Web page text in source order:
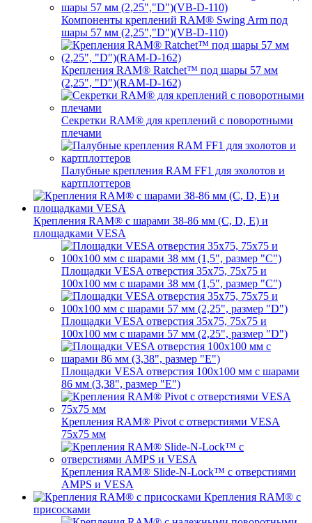
Компоненты креплений RAM® Swing Arm под
шары 57 мм (2,25","D")(VB-D-110)
Крепления RAM® Ratchet™ под шары 57 мм
(2,25", "D")(RAM-D-162)
Секретки RAM® для креплений с поворотными
плечами
Палубные крепления RAM FF1 для эхолотов и
картплоттеров
Крепления RAM® с шарами 38-86 мм (C, D, E) и
площадками VESA
Площадки VESA отверстия 35x75, 75x75 и
100x100 мм с шарами 38 мм (1,5", размер "C")
Площадки VESA отверстия 35х75, 75x75 и
100x100 мм с шарами 57 мм (2,25", размер "D")
Площадки VESA отверстия 100x100 мм с шарами
86 мм (3,38", размер "E")
Крепления RAM® Pivot с отверстиями VESA
75x75 мм
Крепления RAM® Slide-N-Lock™ с отверстиями
AMPS и VESA
Крепления RAM® с
присосками